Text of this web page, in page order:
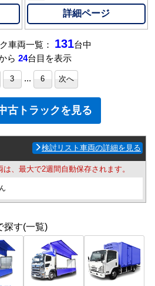
詳細ページ
車両一覧： 131台中
ら 24台目を表示
3 ... 6 次へ
古トラックを見る
検討リスト車両の詳細を見る
、最大で2週間自動保存されます。
探す(一覧)